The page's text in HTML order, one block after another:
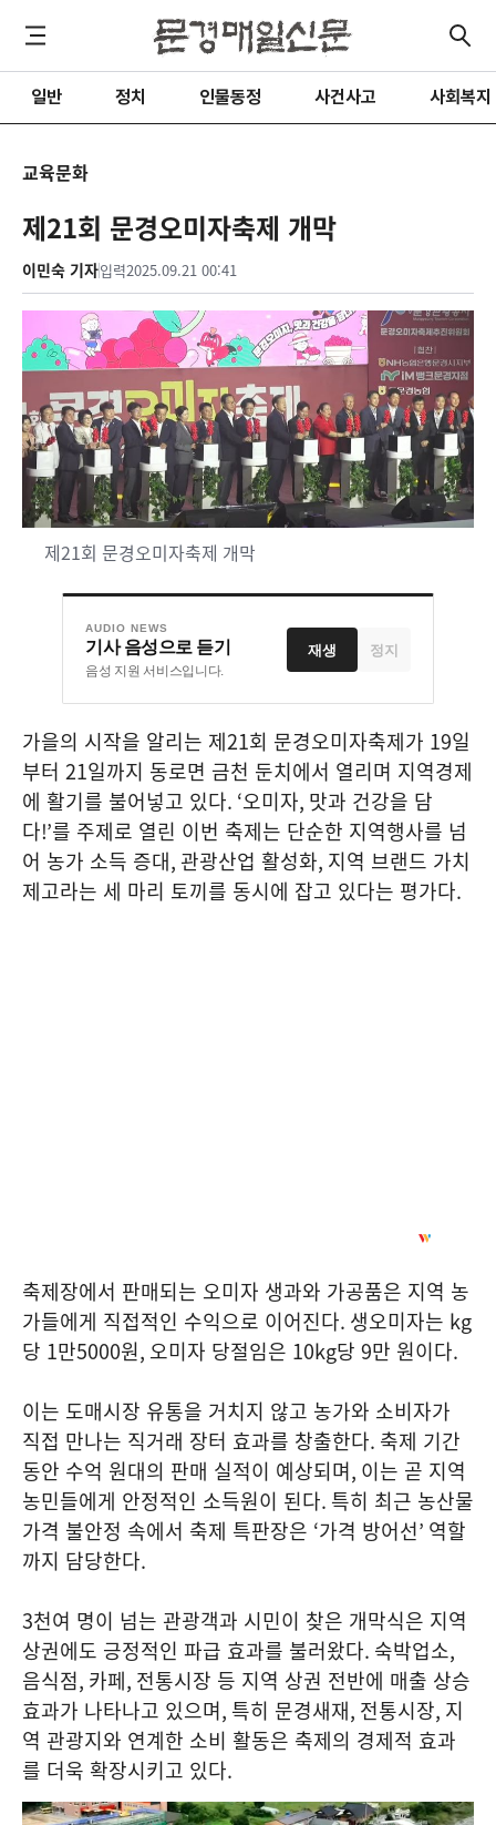
일반 정치 인물동정 사건사고 사회복지
교육문화
제21회 문경오미자축제 개막
이민숙 기자입력2025.09.21 00:41
제21회 문경오미자축제 개막
AUDIO NEWS
기사 음성으로 듣기
음성 지원 서비스입니다.
재생 정지
가을의 시작을 알리는 제21회 문경오미자축제가 19일
부터 21일까지 동로면 금천 둔치에서 열리며 지역경제
에 활기를 불어넣고 있다. ‘오미자, 맛과 건강을 담
다!’를 주제로 열린 이번 축제는 단순한 지역행사를 넘
어 농가 소득 증대, 관광산업 활성화, 지역 브랜드 가치
제고라는 세 마리 토끼를 동시에 잡고 있다는 평가다.
축제장에서 판매되는 오미자 생과와 가공품은 지역 농
가들에게 직접적인 수익으로 이어진다. 생오미자는 kg
당 1만5000원, 오미자 당절임은 10kg당 9만 원이다.
이는 도매시장 유통을 거치지 않고 농가와 소비자가
직접 만나는 직거래 장터 효과를 창출한다. 축제 기간
동안 수억 원대의 판매 실적이 예상되며, 이는 곧 지역
농민들에게 안정적인 소득원이 된다. 특히 최근 농산물
가격 불안정 속에서 축제 특판장은 ‘가격 방어선’ 역할
까지 담당한다.
3천여 명이 넘는 관광객과 시민이 찾은 개막식은 지역
상권에도 긍정적인 파급 효과를 불러왔다. 숙박업소,
음식점, 카페, 전통시장 등 지역 상권 전반에 매출 상승
효과가 나타나고 있으며, 특히 문경새재, 전통시장, 지
역 관광지와 연계한 소비 활동은 축제의 경제적 효과
를 더욱 확장시키고 있다.